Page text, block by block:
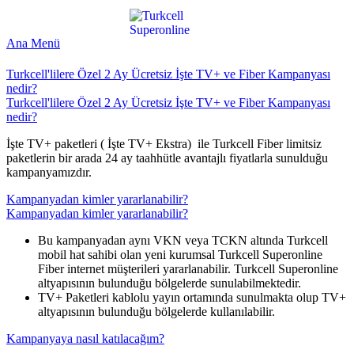
Ana Menü
Turkcell'lilere Özel 2 Ay Ücretsiz İşte TV+ ve Fiber Kampanyası
nedir?
Turkcell'lilere Özel 2 Ay Ücretsiz İşte TV+ ve Fiber Kampanyası
nedir?
​İşte TV+ paketleri ( İşte TV+ Ekstra) ile Turkcell Fiber limitsiz
paketlerin bir arada 24 ay taahhütle avantajlı fiyatlarla sunulduğu
kampanyamızdır.
Kampanyadan kimler yararlanabilir?
Kampanyadan kimler yararlanabilir?
​Bu kampanyadan aynı VKN veya TCKN altında Turkcell
mobil hat sahibi olan yeni kurumsal Turkcell Superonline
Fiber internet müşterileri yararlanabilir. Turkcell Superonline
altyapısının bulunduğu bölgelerde sunulabilmektedir.
TV+ Paketleri kablolu yayın ortamında sunulmakta olup TV+
altyapısının bulunduğu bölgelerde kullanılabilir.​
Kampanyaya nasıl katılacağım?